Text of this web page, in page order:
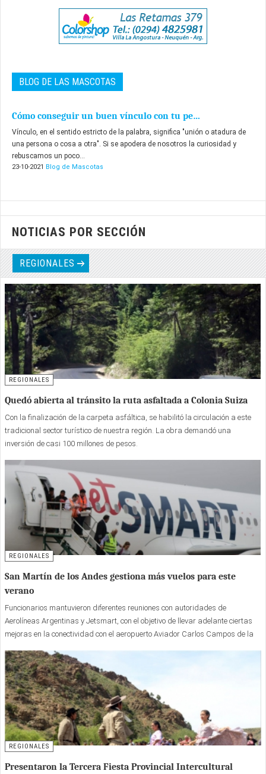
BLOG DE LAS MASCOTAS
Cómo conseguir un buen vínculo con tu pe…
Vínculo, en el sentido estricto de la palabra, significa "unión o atadura de
una persona o cosa a otra". Si se apodera de nosotros la curiosidad y
rebuscamos un poco...
23-10-2021 Blog de Mascotas
NOTICIAS POR SECCIÓN
REGIONALES
REGIONALES
Quedó abierta al tránsito la ruta asfaltada a Colonia Suiza
Con la finalización de la carpeta asfáltica, se habilitó la circulación a este
tradicional sector turístico de nuestra región. La obra demandó una
inversión de casi 100 millones de pesos.
REGIONALES
San Martín de los Andes gestiona más vuelos para este
verano
Funcionarios mantuvieron diferentes reuniones con autoridades de
Aerolíneas Argentinas y Jetsmart, con el objetivo de llevar adelante ciertas
mejoras en la conectividad con el aeropuerto Aviador Carlos Campos de la
REGIONALES
Presentaron la Tercera Fiesta Provincial Intercultural